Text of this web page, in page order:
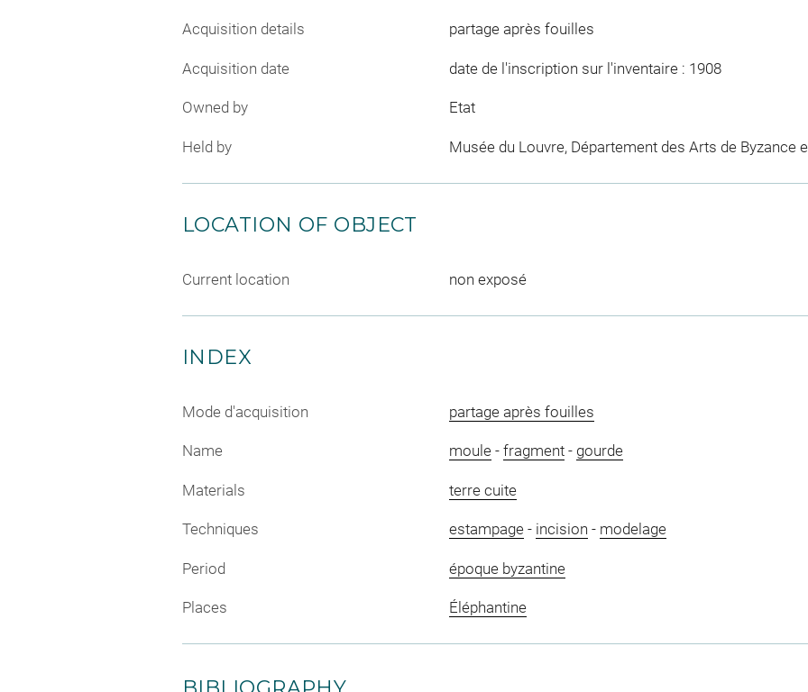
Acquisition details partage après fouilles
Acquisition date date de l'inscription sur l'inventaire : 1908
Owned by Etat
Held by Musée du Louvre, Département des Arts de Byzance
LOCATION OF OBJECT
Current location non exposé
INDEX
Mode d'acquisition partage après fouilles
Name moule- fragment- gourde
Materials terre cuite
Techniques estampage- incision - modelage
Period époque byzantine
Places Éléphantine